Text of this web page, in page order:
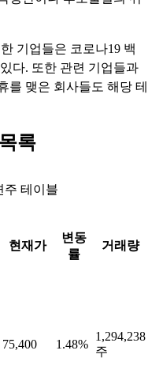
기업들은 코로나19 백
다. 또한 관련 기업들과
를 맺은 회사들도 해당 테
록
주 테이블
현재가
변동
률
거래량
75,400 1.48%
1,294,238
주